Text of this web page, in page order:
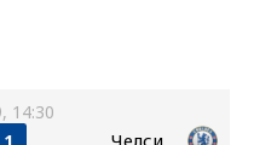
14:30
1 Челси